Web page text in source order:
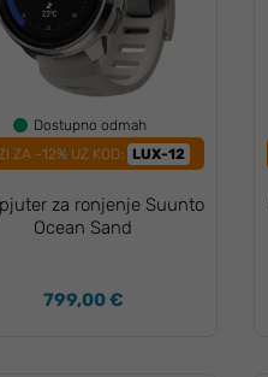
Dostupno odmah
ZA -12% UZ KOD:
LUX-12
za ronjenje Suunto
Ocean Sand
799,00 €